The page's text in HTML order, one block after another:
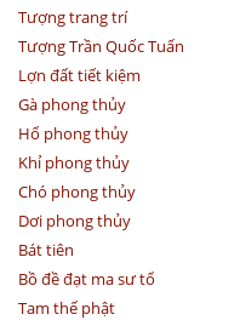
Tượng trang trí
Tượng Trần Quốc Tuấn
Lợn đất tiết kiệm
Gà phong thủy
Hổ phong thủy
Khỉ phong thủy
Chó phong thủy
Dơi phong thủy
Bát tiên
Bồ đề đạt ma sư tổ
Tam thế phật